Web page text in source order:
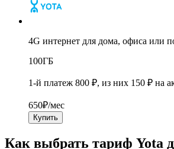
4G интернет для дома, офиса или
100ГБ
1-й платеж 800 ₽, из них 150 ₽ на
650₽/мес
Купить
Как выбрать тариф Yota